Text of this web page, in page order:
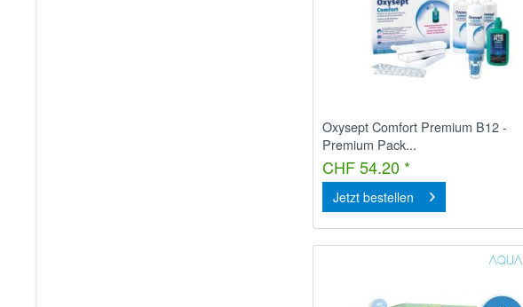
Oxysept Comfort Premium B12 -
Premium Pack...
CHF 54.20 *
Jetzt bestellen